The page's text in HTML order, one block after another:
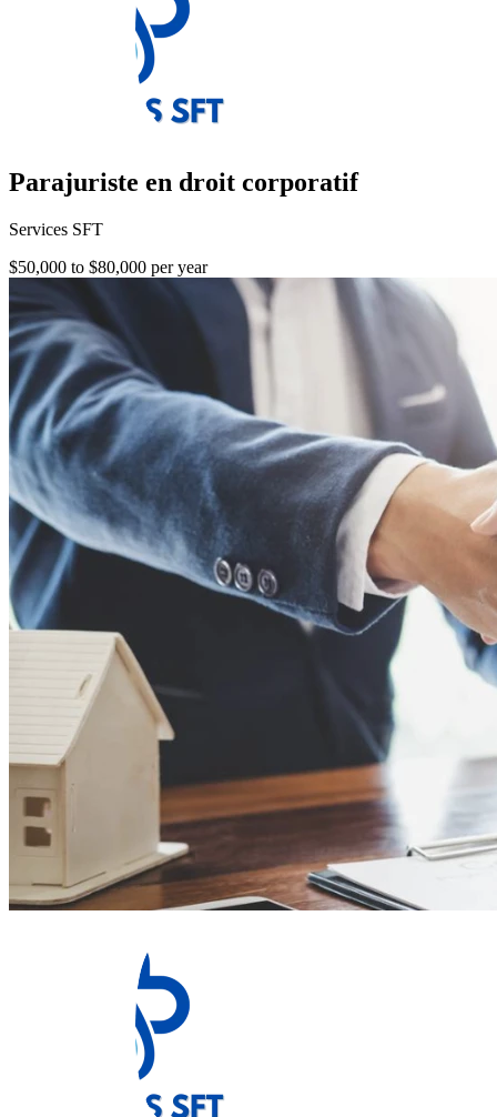
Parajuriste en droit corporatif
Services SFT
$50,000 to $80,000 per year